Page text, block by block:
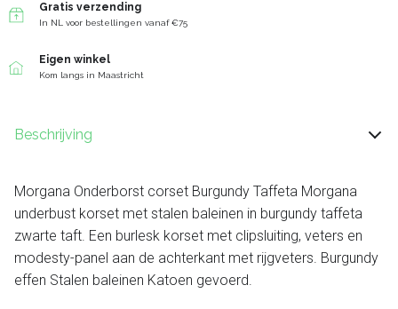
Gratis verzending
In NL voor bestellingen vanaf €75
Eigen winkel
Kom langs in Maastricht
Beschrijving
Morgana Onderborst corset Burgundy Taffeta Morgana
underbust korset met stalen baleinen in burgundy taffeta
zwarte taft. Een burlesk korset met clipsluiting, veters en
modesty-panel aan de achterkant met rijgveters. Burgundy
effen Stalen baleinen Katoen gevoerd.